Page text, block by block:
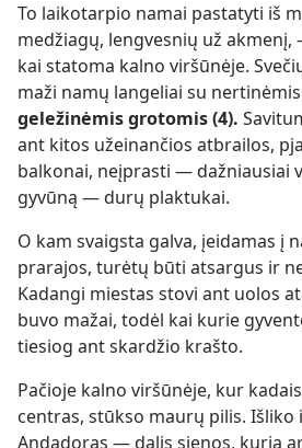
To laikotarpio namai pastatyti iš
medžiagų, lengvesnių už
kai statoma kalno viršūnėje.
maži namų langeliai su
geležinėmis grotomis (4).
ant kitos užeinančios atbrailos,
balkonai, neįprasti — dažniausiai
gyvūną — durų plaktukai.
O kam svaigsta galva, įeidamas į
prarajos, turėtų būti atsargus ir
Kadangi miestas stovi ant uolos
buvo mažai, todėl kai kurie
tiesiog ant skardžio krašto.
Pačioje kalno viršūnėje, kur
centras, stūkso maurų pilis. Išliko
Andadoras — dalis sienos, kurią